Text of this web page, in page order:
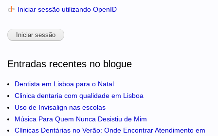
Iniciar sessão utilizando OpenID
Entradas recentes no blogue
Dentista em Lisboa para o Natal
Clinica dentaria com qualidade em Lisboa
Uso de Invisalign nas escolas
Música Para Quem Nunca Desistiu de Mim
Clínicas Dentárias no Verão: Onde Encontrar Atendimento em